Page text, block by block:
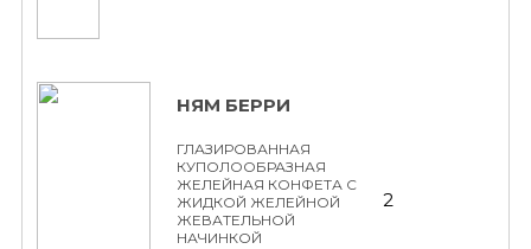
НЯМ БЕРРИ
ГЛАЗИРОВАННАЯ
КУПОЛООБРАЗНАЯ
ЖЕЛЕЙНАЯ КОНФЕТА С
ЖИДКОЙ ЖЕЛЕЙНОЙ
ЖЕВАТЕЛЬНОЙ
НАЧИНКОЙ
2